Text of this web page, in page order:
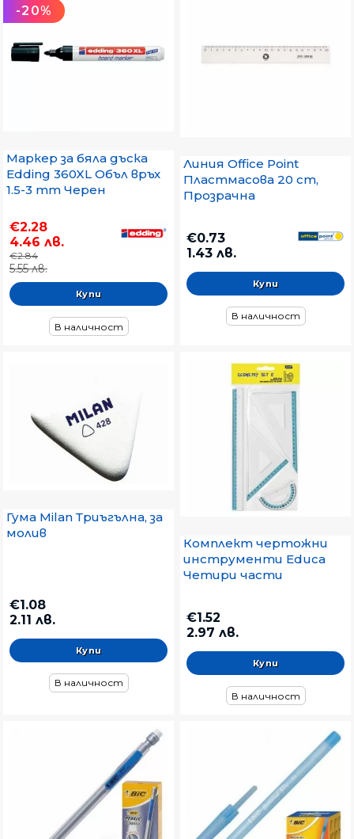
-20%
Маркер за бяла дъска
Edding 360XL Объл връх
1.5-3 mm Черен
€2.28
4.46 лв.
€2.84
5.55 лв.
В наличност
Линия Office Point
Пластмасова 20 cm,
Прозрачна
€0.73
1.43 лв.
В наличност
Гума Milan Триъгълна, за
молив
€1.08
2.11 лв.
В наличност
Комплект чертожни
инструменти Educa
Четири части
€1.52
2.97 лв.
В наличност